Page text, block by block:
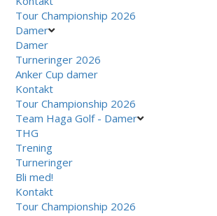
Tour Championship 2026
Damer
Damer
Turneringer 2026
Anker Cup damer
Kontakt
Tour Championship 2026
Team Haga Golf - Damer
THG
Trening
Turneringer
Bli med!
Kontakt
Tour Championship 2026